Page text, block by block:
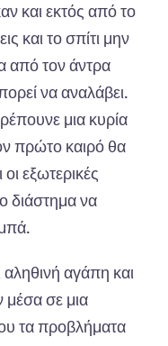
και εκτός από το
και το σπίτι μην
από τον άντρα
να αναλάβει.
μια κυρία
πρώτο καιρό θα
εξωτερικές
διάστημα να
αληθινή αγάπη και
μέσα σε μια
τα προβλήματα